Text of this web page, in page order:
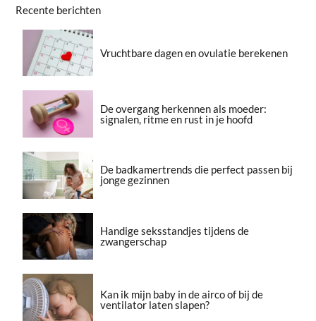
Recente berichten
Vruchtbare dagen en ovulatie berekenen
De overgang herkennen als moeder:
signalen, ritme en rust in je hoofd
De badkamertrends die perfect passen bij
jonge gezinnen
Handige seksstandjes tijdens de
zwangerschap
Kan ik mijn baby in de airco of bij de
ventilator laten slapen?